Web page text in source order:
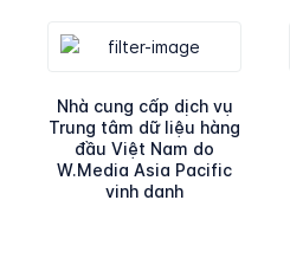
Nhà cung cấp dịch vụ
Trung tâm dữ liệu hàng
đầu Việt Nam do
W.Media Asia Pacific
vinh danh